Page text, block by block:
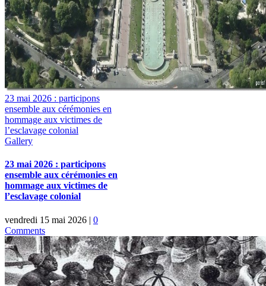
23 mai 2026 : participons
ensemble aux cérémonies en
hommage aux victimes de
l’esclavage colonial
Gallery
23 mai 2026 : participons
ensemble aux cérémonies en
hommage aux victimes de
l’esclavage colonial
vendredi 15 mai 2026 | 0
Comments